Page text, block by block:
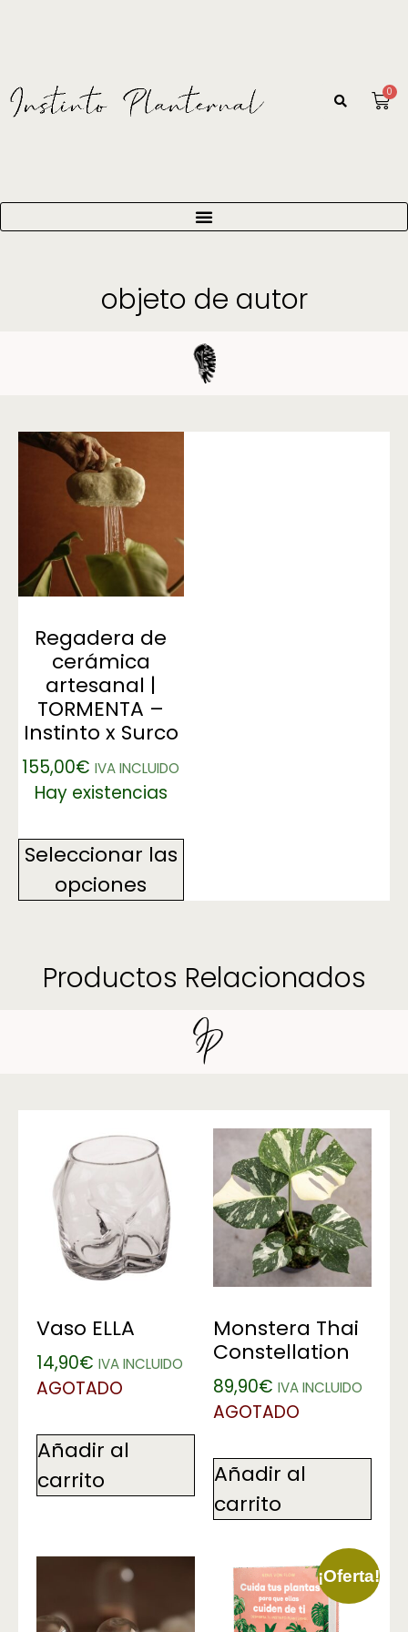
0
objeto de autor
Regadera de
cerámica
artesanal |
TORMENTA –
Instinto x Surco
155,00€ IVA INCLUIDO
Hay existencias
Seleccionar las
opciones
Productos Relacionados
Vaso ELLA
14,90€ IVA INCLUIDO
AGOTADO
Añadir al
carrito
Monstera Thai
Constellation
89,90€ IVA INCLUIDO
AGOTADO
Añadir al
carrito
¡Oferta!